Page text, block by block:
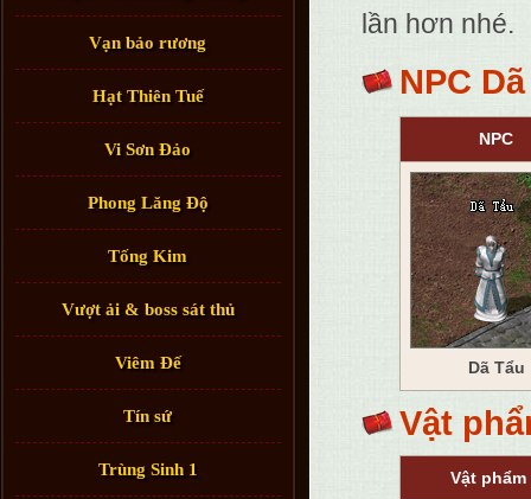
Vạn bảo rương
Hạt Thiên Tuế
Vi Sơn Đảo
Phong Lăng Độ
Tống Kim
Vượt ải & boss sát thủ
Viêm Đế
Tín sứ
Trùng Sinh 1
lần hơn nhé.
NPC
NPC
Dã Tẩu
Vật
Vật phẩm